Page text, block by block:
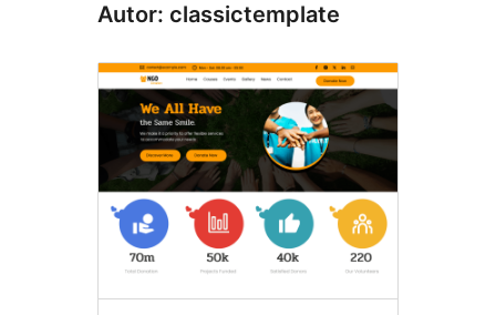
Autor: classictemplate